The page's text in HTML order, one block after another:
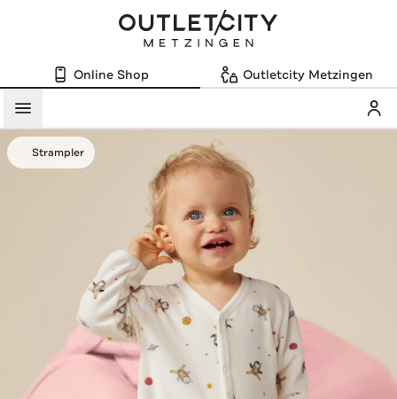
Online Shop Outletcity Metzingen
Menü
Strampler